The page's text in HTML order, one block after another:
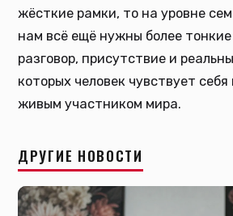
жёсткие рамки, то на уровне
нам всё ещё нужны более
разговор, присутствие и
которых человек чувствует
живым участником мира.
ДРУГИЕ НОВОСТИ